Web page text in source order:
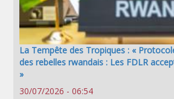
La Tempête des Tropiques : «
des rebelles rwandais : Les FDLR
»
30/07/2026 - 06:54